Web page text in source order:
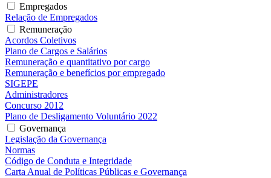
Empregados
Relação de Empregados
Remuneração
Acordos Coletivos
Plano de Cargos e Salários
Remuneração e quantitativo por cargo
Remuneração e benefícios por empregado
SIGEPE
Administradores
Concurso 2012
Plano de Desligamento Voluntário 2022
Governança
Legislação da Governança
Normas
Código de Conduta e Integridade
Carta Anual de Políticas Públicas e Governança